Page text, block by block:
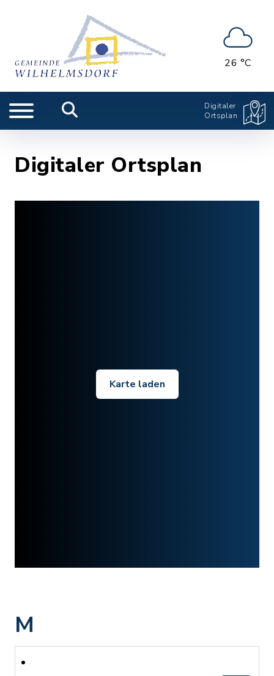
26 °C
Digitaler
Ortsplan
Digitaler Ortsplan
Karte laden
M